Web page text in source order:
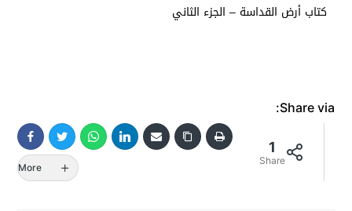
كتاب أرض القداسة – الجزء الثاني
Share via:
1
Share
More